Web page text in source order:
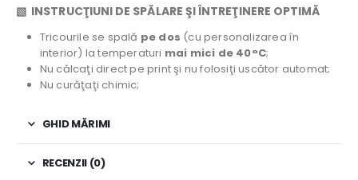
▧ INSTRUCŢIUNI DE SPĂLARE ŞI ÎNTREŢINERE OPTIMĂ
Tricourile se spală pe dos (cu personalizarea în
interior) la temperaturi mai mici de 40°C;
Nu călcaţi direct pe print şi nu folosiţi uscător automat;
Nu curăţaţi chimic;
GHID MĂRIMI
RECENZII (0)